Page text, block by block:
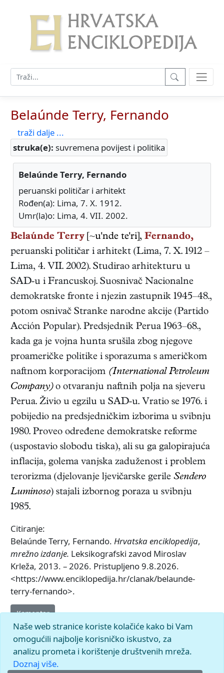
Belaúnde Terry, Fernando
traži dalje ...
struka(e): suvremena povijest i politika
Belaúnde Terry, Fernando
peruanski političar i arhitekt
Rođen(a): Lima, 7. X. 1912.
Umr(la)o: Lima, 4. VII. 2002.
Belaúnde Terry [~u'nde te'ri], Fernando,
peruanski političar i arhitekt (Lima, 7. X. 1912 –
Lima, 4. VII. 2002). Studirao arhitekturu u
SAD-u i Francuskoj. Suosnivač Nacionalne
demokratske fronte i njezin zastupnik 1945–48.,
potom osnivač Stranke narodne akcije (Partido
Acción Popular). Predsjednik Perua 1963–68.,
kada ga je vojna hunta srušila zbog njegove
proameričke politike i sporazuma s američkom
naftnom korporacijom (International Petroleum
Company)o otvaranju naftnih polja na sjeveru
Perua. Živio u egzilu u SAD-u. Vratio se 1976. i
pobijedio na predsjedničkim izborima u svibnju
1980. Proveo određene demokratske reforme
(uspostavio slobodu tiska), ali su ga galopirajuća
inflacija, golema vanjska zaduženost i problem
terorizma (djelovanje ljevičarske gerile Sendero
Luminoso) stajali izbornog poraza u svibnju
1985.
Citiranje:
Belaúnde Terry, Fernando. Hrvatska enciklopedija,
mrežno izdanje. Leksikografski zavod Miroslav
Krleža, 2013. – 2026. Pristupljeno 9.8.2026.
<https://www.enciklopedija.hr/clanak/belaunde-
terry-fernando>.
Komentar
Naše web stranice koriste kolačiće kako bi Vam
omogućili najbolje korisničko iskustvo, za
analizu prometa i korištenje društvenih mreža.
Doznaj više.